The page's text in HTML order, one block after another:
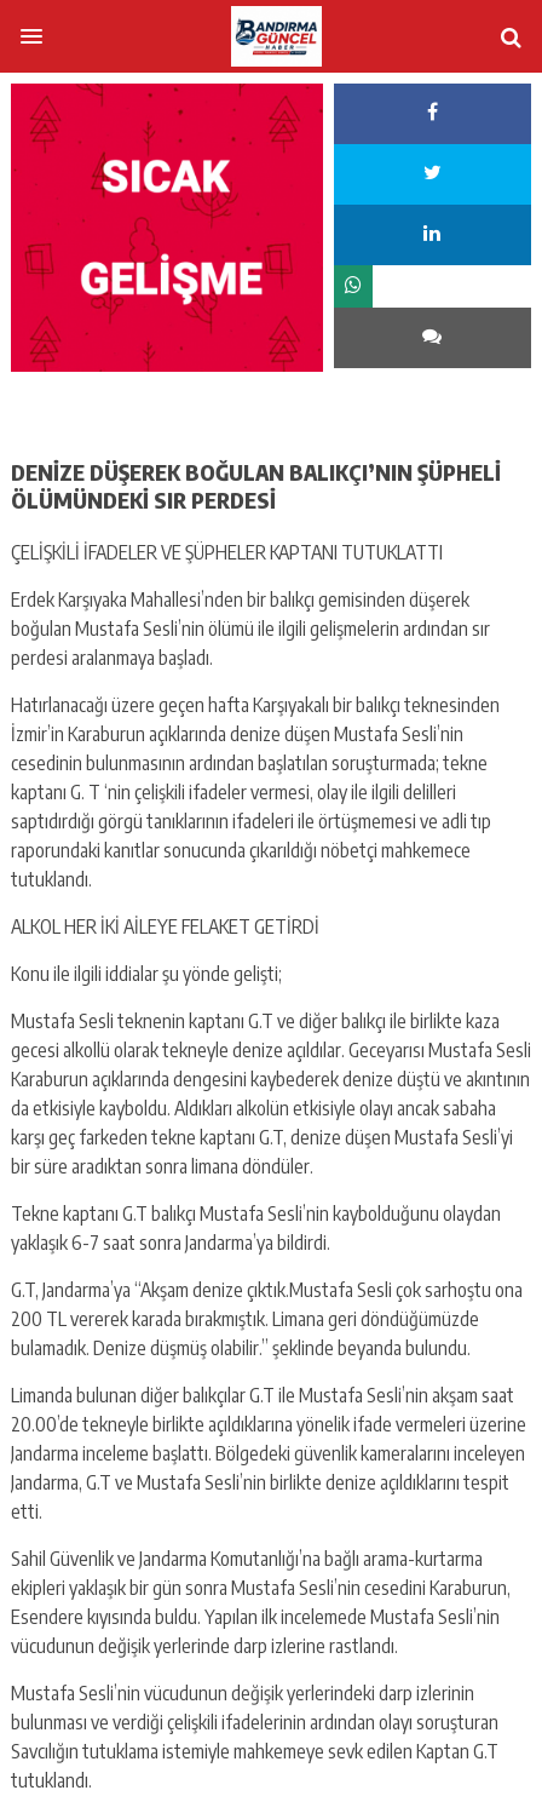
DENİZE DÜŞEREK BOĞULAN BALIKÇI’NIN ŞÜPHELİ
ÖLÜMÜNDEKİ SIR PERDESİ
ÇELİŞKİLİ İFADELER VE ŞÜPHELER KAPTANI TUTUKLATTI
Erdek Karşıyaka Mahallesi’nden bir balıkçı gemisinden düşerek
boğulan Mustafa Sesli’nin ölümü ile ilgili gelişmelerin ardından sır
perdesi aralanmaya başladı.
Hatırlanacağı üzere geçen hafta Karşıyakalı bir balıkçı teknesinden
İzmir’in Karaburun açıklarında denize düşen Mustafa Sesli’nin
cesedinin bulunmasının ardından başlatılan soruşturmada; tekne
kaptanı G. T ‘nin çelişkili ifadeler vermesi, olay ile ilgili delilleri
saptıdırdığı görgü tanıklarının ifadeleri ile örtüşmemesi ve adli tıp
raporundaki kanıtlar sonucunda çıkarıldığı nöbetçi mahkemece
tutuklandı.
ALKOL HER İKİ AİLEYE FELAKET GETİRDİ
Konu ile ilgili iddialar şu yönde gelişti;
Mustafa Sesli teknenin kaptanı G.T ve diğer balıkçı ile birlikte kaza
gecesi alkollü olarak tekneyle denize açıldılar. Geceyarısı Mustafa Sesli
Karaburun açıklarında dengesini kaybederek denize düştü ve akıntının
da etkisiyle kayboldu. Aldıkları alkolün etkisiyle olayı ancak sabaha
karşı geç farkeden tekne kaptanı G.T, denize düşen Mustafa Sesli’yi
bir süre aradıktan sonra limana döndüler.
Tekne kaptanı G.T balıkçı Mustafa Sesli’nin kaybolduğunu olaydan
yaklaşık 6-7 saat sonra Jandarma’ya bildirdi.
G.T, Jandarma’ya “Akşam denize çıktık.Mustafa Sesli çok sarhoştu ona
200 TL vererek karada bırakmıştık. Limana geri döndüğümüzde
bulamadık. Denize düşmüş olabilir.” şeklinde beyanda bulundu.
Limanda bulunan diğer balıkçılar G.T ile Mustafa Sesli’nin akşam saat
20.00’de tekneyle birlikte açıldıklarına yönelik ifade vermeleri üzerine
Jandarma inceleme başlattı. Bölgedeki güvenlik kameralarını inceleyen
Jandarma, G.T ve Mustafa Sesli’nin birlikte denize açıldıklarını tespit
etti.
Sahil Güvenlik ve Jandarma Komutanlığı’na bağlı arama-kurtarma
ekipleri yaklaşık bir gün sonra Mustafa Sesli’nin cesedini Karaburun,
Esendere kıyısında buldu. Yapılan ilk incelemede Mustafa Sesli’nin
vücudunun değişik yerlerinde darp izlerine rastlandı.
Mustafa Sesli’nin vücudunun değişik yerlerindeki darp izlerinin
bulunması ve verdiği çelişkili ifadelerinin ardından olayı soruşturan
Savcılığın tutuklama istemiyle mahkemeye sevk edilen Kaptan G.T
tutuklandı.